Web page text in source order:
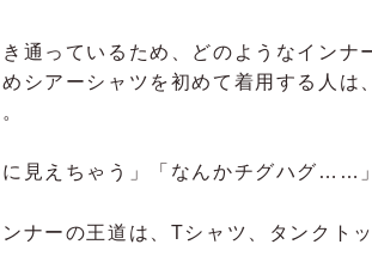
通っているため、どのようなインナ
シアーシャツを初めて着用する人は
に見えちゃう」「なんかチグハグ……
ナーの王道は、Tシャツ、タンクト